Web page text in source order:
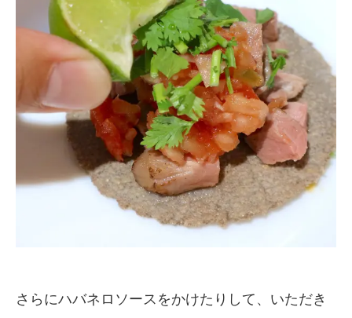
さらにハバネロソースをかけたりして、いただき